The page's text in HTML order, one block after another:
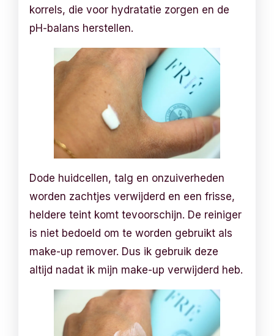
korrels, die voor hydratatie zorgen en de
pH-balans herstellen.
Dode huidcellen, talg en onzuiverheden
worden zachtjes verwijderd en een frisse,
heldere teint komt tevoorschijn. De reiniger
is niet bedoeld om te worden gebruikt als
make-up remover. Dus ik gebruik deze
altijd nadat ik mijn make-up verwijderd heb.